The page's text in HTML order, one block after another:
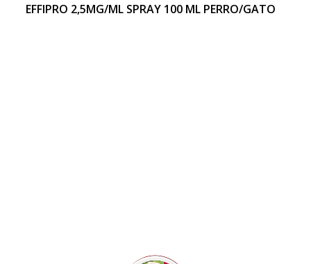
EFFIPRO 2,5MG/ML SPRAY 100 ML PERRO/GATO